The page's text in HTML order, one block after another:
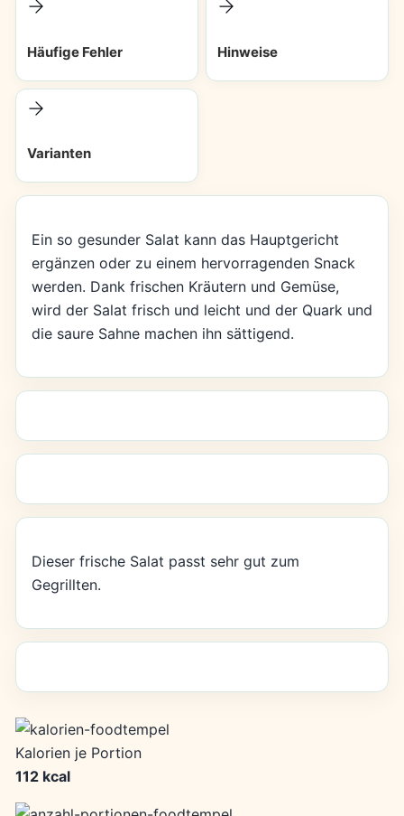
Häufige Fehler Hinweise
Varianten
Ein so gesunder Salat kann das Hauptgericht
ergänzen oder zu einem hervorragenden Snack
werden. Dank frischen Kräutern und Gemüse,
wird der Salat frisch und leicht und der Quark und
die saure Sahne machen ihn sättigend.
Dieser frische Salat passt sehr gut zum
Gegrillten.
Kalorien je Portion
112 kcal